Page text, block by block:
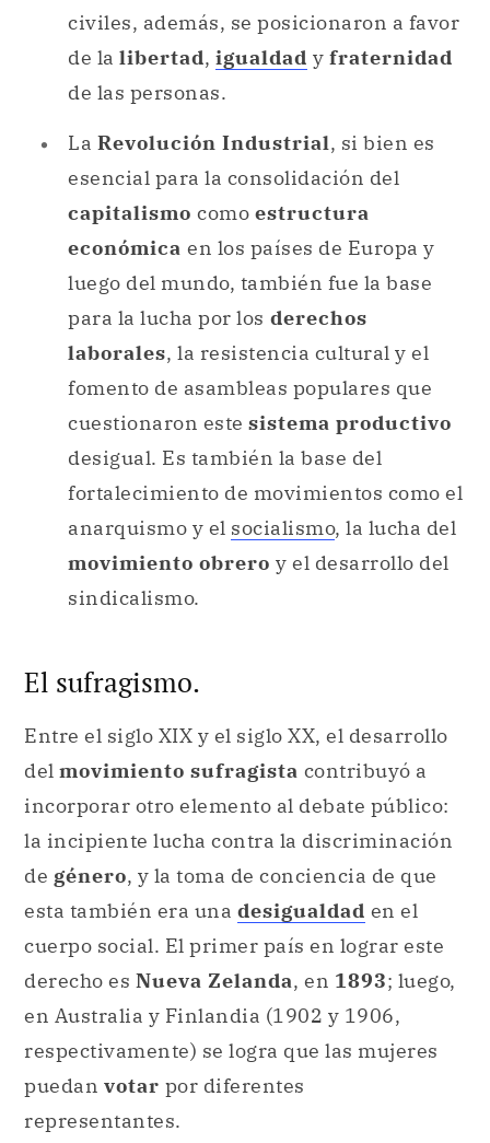
civiles, además, se posicionaron a favor
de la libertad, igualdad y fraternidad
de las personas.
La Revolución Industrial, si bien es
esencial para la consolidación del
capitalismo como estructura
económica en los países de Europa y
luego del mundo, también fue la base
para la lucha por los derechos
laborales, la resistencia cultural y el
fomento de asambleas populares que
cuestionaron este sistema productivo
desigual. Es también la base del
fortalecimiento de movimientos como el
anarquismo y el socialismo, la lucha del
movimiento obrero y el desarrollo del
sindicalismo.
El sufragismo.
Entre el siglo XIX y el siglo XX, el desarrollo
del movimiento sufragista contribuyó a
incorporar otro elemento al debate público:
la incipiente lucha contra la discriminación
de género, y la toma de conciencia de que
esta también era una desigualdad en el
cuerpo social. El primer país en lograr este
derecho es Nueva Zelanda, en 1893; luego,
en Australia y Finlandia (1902 y 1906,
respectivamente) se logra que las mujeres
puedan votar por diferentes
representantes.